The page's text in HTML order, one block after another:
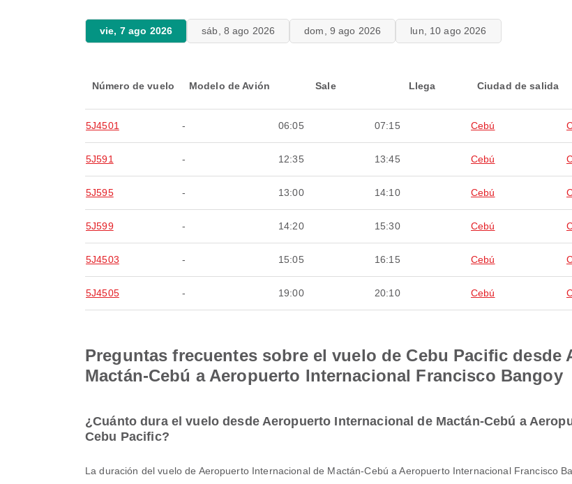
vie, 7 ago 2026 sáb, 8 ago 2026 dom, 9 ago 2026 lun, 10 ago 2026
Número de vuelo Modelo de Avión Sale Llega Ciudad de salida
5J4501 - 06:05 07:15 Cebú
5J591 - 12:35 13:45 Cebú
5J595 - 13:00 14:10 Cebú
5J599 - 14:20 15:30 Cebú
5J4503 - 15:05 16:15 Cebú
5J4505 - 19:00 20:10 Cebú
Preguntas frecuentes sobre el vuelo de Cebu Pacific
Mactán-Cebú a Aeropuerto Internacional Francisco Bangoy
¿Cuánto dura el vuelo desde Aeropuerto Internacional de Mactán-Cebú a
Cebu Pacific?
La duración del vuelo de Aeropuerto Internacional de Mactán-Cebú a Aeropuerto Internacional Francisco